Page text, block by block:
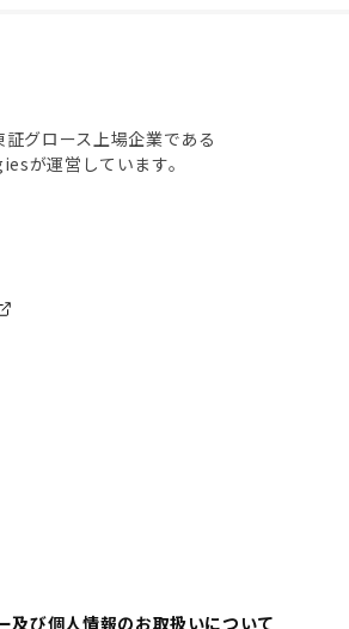
証グロース上場企業である
が運営しています。
及び個人情報のお取扱いについて